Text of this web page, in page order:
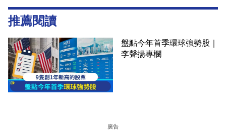
推薦閱讀
盤點今年首季環球強勢股｜
李聲揚專欄
廣告